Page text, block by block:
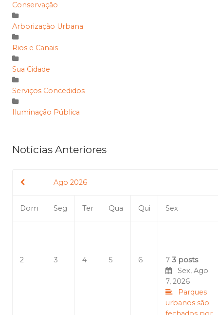
Conservação
Arborização Urbana
Rios e Canais
Sua Cidade
Serviços Concedidos
Iluminação Pública
Notícias Anteriores
Ago 2026
Dom Seg Ter Qua Qui Sex
2 3 4 5 6 7 3 posts
Sex, Ago
7, 2026
Parques
urbanos são